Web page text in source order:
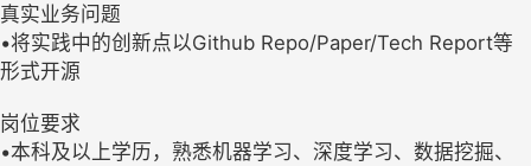
真实业务问题
•将实践中的创新点以Github Repo/Paper/Tech Report等
形式开源
岗位要求
•本科及以上学历，熟悉机器学习、深度学习、数据挖掘、